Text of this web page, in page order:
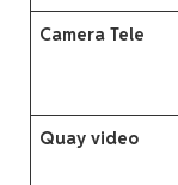
Camera Tele
Quay video